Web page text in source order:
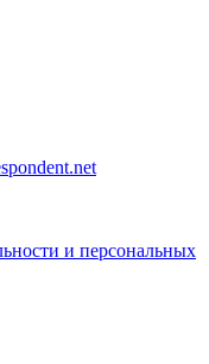
и персональных